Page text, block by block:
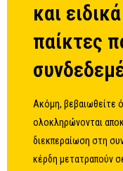
και
παίκτες
Ακόμη, βεβαιωθείτε
ολοκληρώνονται
διεκπεραίωση στη
κέρδη μετατραπούν